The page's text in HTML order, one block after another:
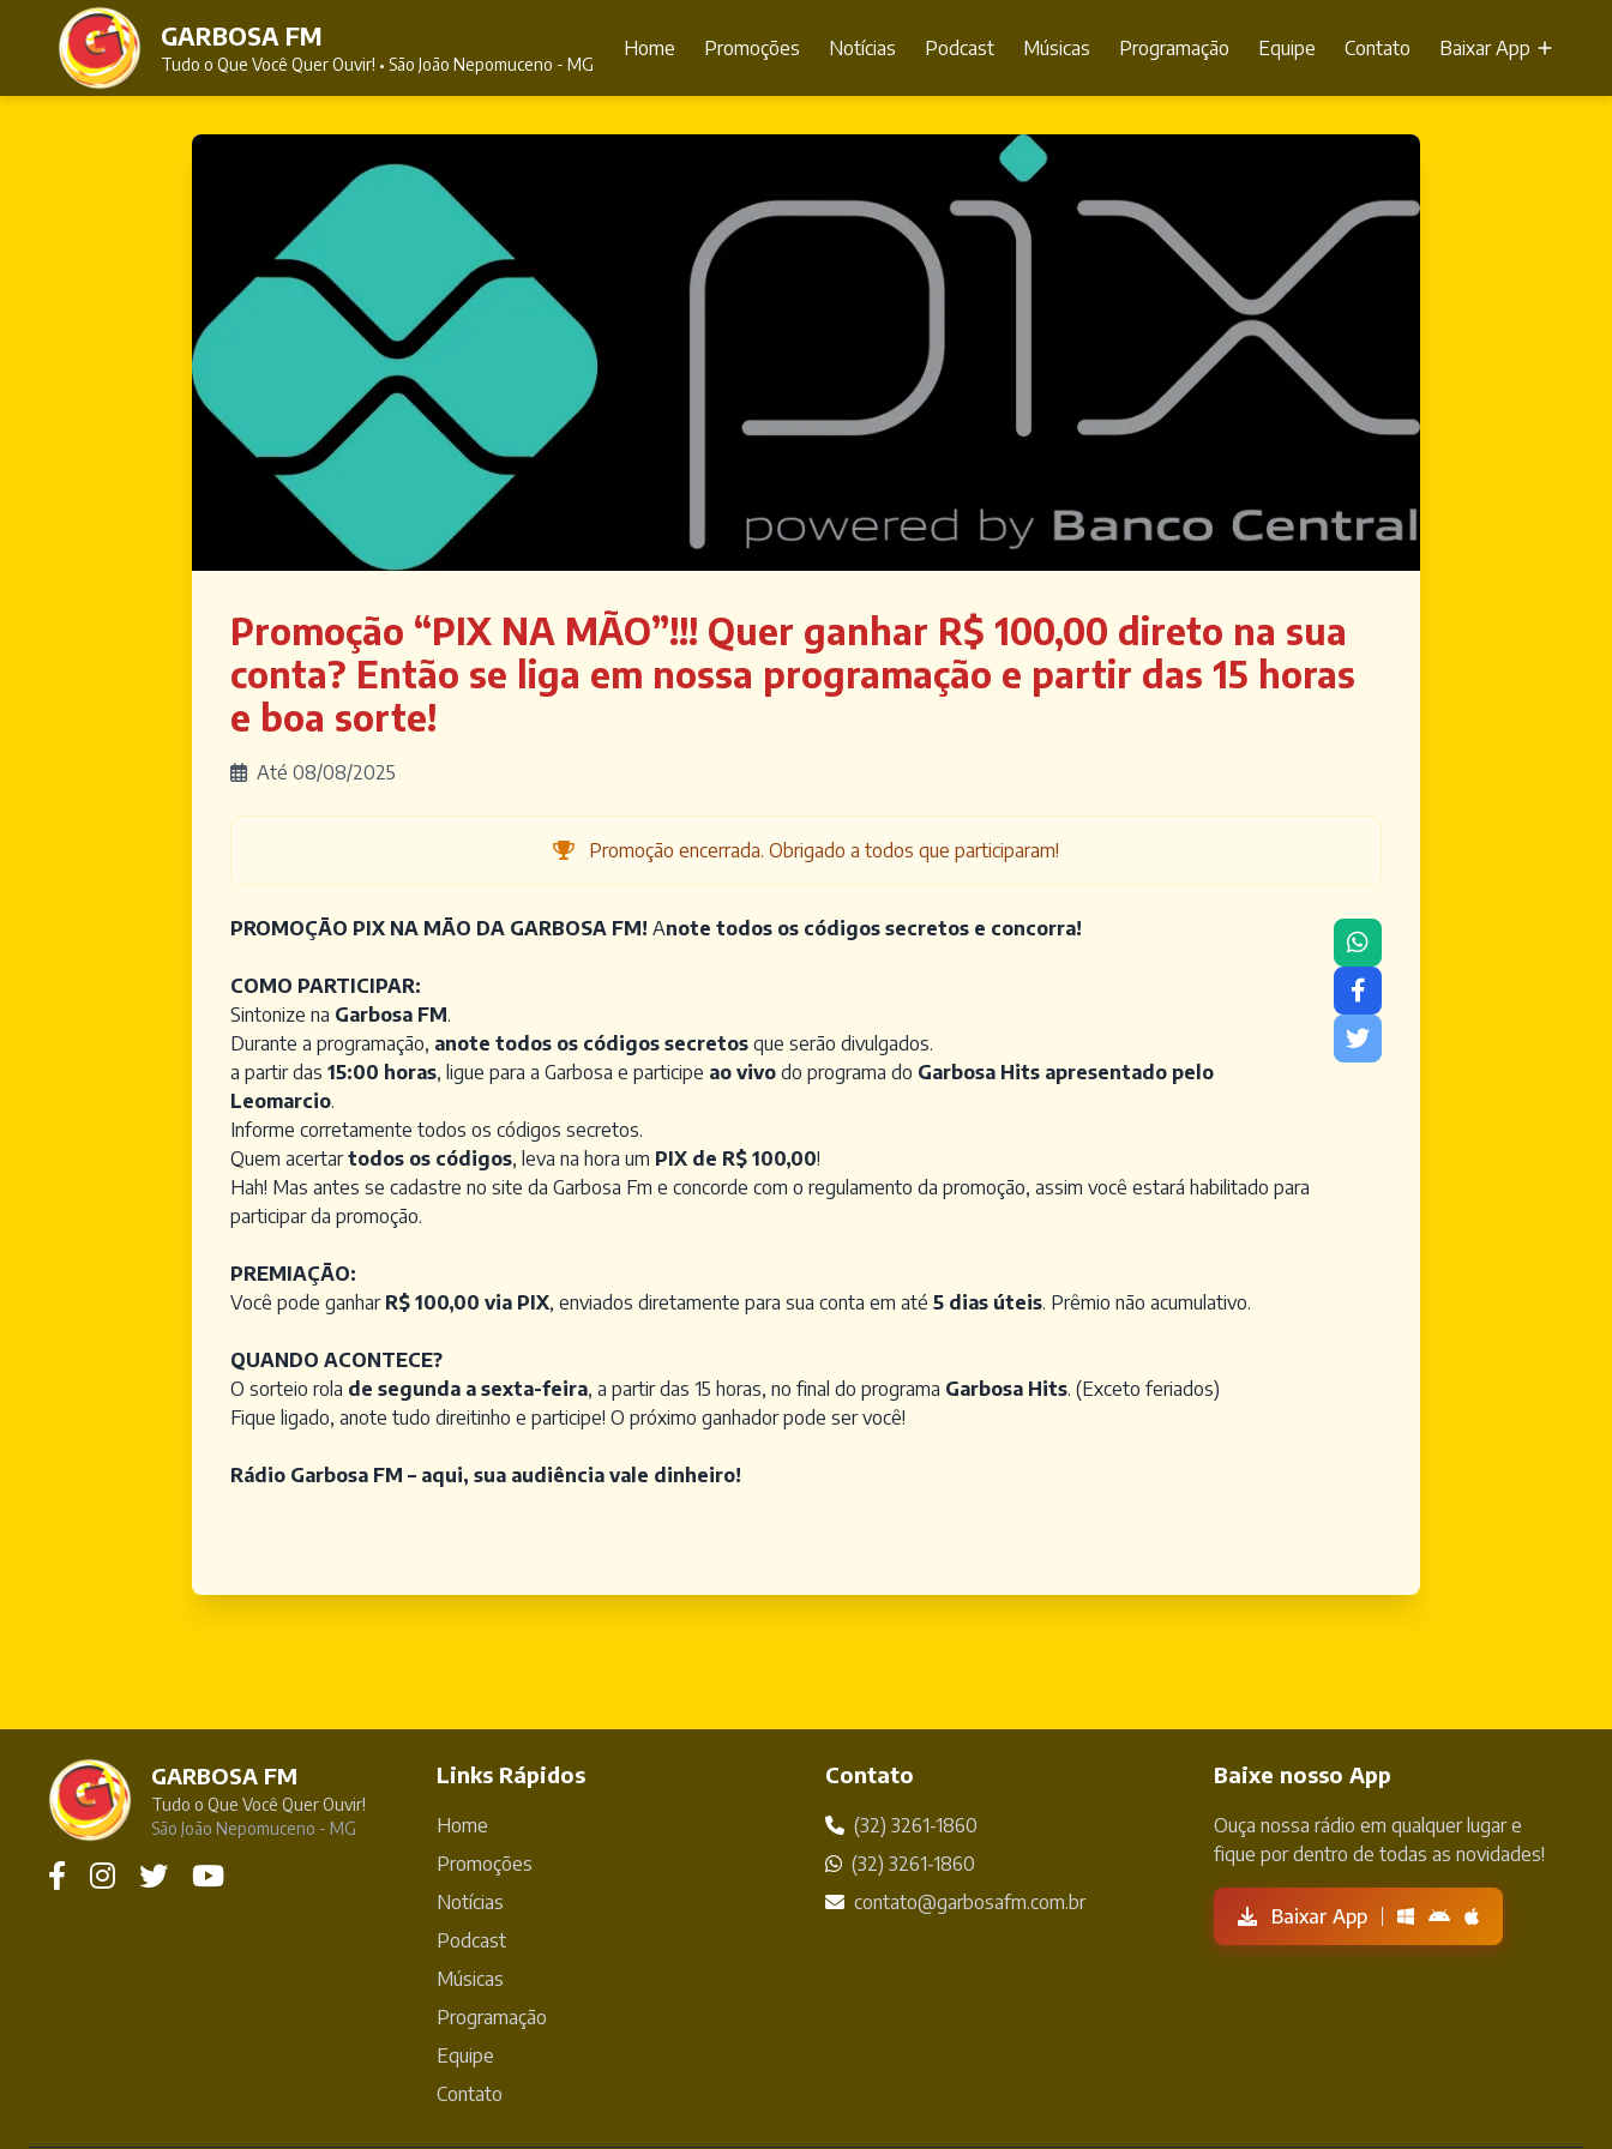
GARBOSA FM
Tudo o Que Você Quer Ouvir! • São João Nepomuceno - MG
Home Promoções Notícias Podcast Músicas Programação Equipe Contato Baixar App
Promoção “PIX NA MÃO”!!! Quer ganhar R$ 100,00 direto na sua
conta? Então se liga em nossa programação e partir das 15 horas
e boa sorte!
Até 08/08/2025
Promoção encerrada. Obrigado a todos que participaram!
PROMOÇÃO PIX NA MÃO DA GARBOSA FM! Anote todos os códigos secretos e concorra!
COMO PARTICIPAR:
Sintonize na Garbosa FM.
Durante a programação, anote todos os códigos secretos que serão divulgados.
a partir das 15:00 horas, ligue para a Garbosa e participe ao vivo do programa do Garbosa Hits apresentado pelo
Leomarcio.
Informe corretamente todos os códigos secretos.
Quem acertartodos os códigos, leva na hora um PIX de R$ 100,00!
Hah! Mas antes se cadastre no site da Garbosa Fm e concorde com o regulamento da promoção, assim você estará habilitado para
participar da promoção.
PREMIAÇÃO:
Você pode ganhar R$ 100,00 via PIX, enviados diretamente para sua conta em até 5 dias úteis. Prêmio não acumulativo.
QUANDO ACONTECE?
O sorteio rola de segunda a sexta-feira, a partir das 15 horas, no final do programa Garbosa Hits. (Exceto feriados)
Fique ligado, anote tudo direitinho e participe! O próximo ganhador pode ser você!
Rádio Garbosa FM – aqui, sua audiência vale dinheiro!
GARBOSA FM
Tudo o Que Você Quer Ouvir!
São João Nepomuceno - MG
Links Rápidos
Home
Promoções
Notícias
Podcast
Músicas
Programação
Equipe
Contato
Contato
(32) 3261-1860
(32) 3261-1860
contato@garbosafm.com.br
Baixe nosso App
Ouça nossa rádio em qualquer lugar e
fique por dentro de todas as novidades!
Baixar App